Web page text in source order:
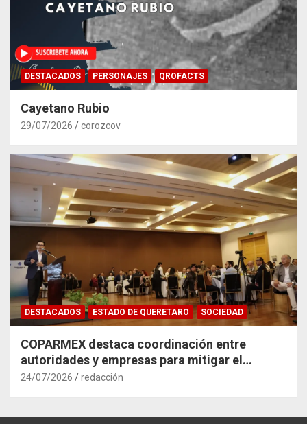
DESTACADOS PERSONAJES QROFACTS
Cayetano Rubio
29/07/2026 corozcov
DESTACADOS ESTADO DE QUERETARO SOCIEDAD
COPARMEX destaca coordinación entre
autoridades y empresas para mitigar el
impacto del Tren México–Querétaro
24/07/2026 redacción